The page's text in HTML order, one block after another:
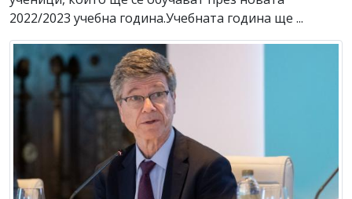
2022/2023 учебна година.Учебната година ще ...